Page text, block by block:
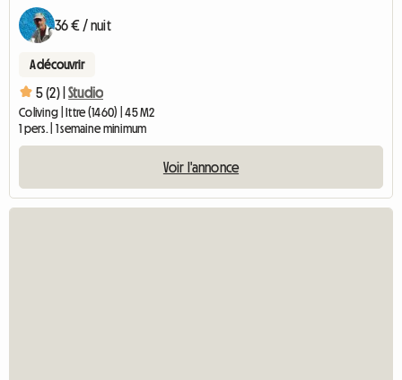
36 € / nuit
A découvrir
5 (2) | Studio
Coliving | Ittre (1460) | 45 M2
1 pers. | 1 semaine minimum
Voir l'annonce